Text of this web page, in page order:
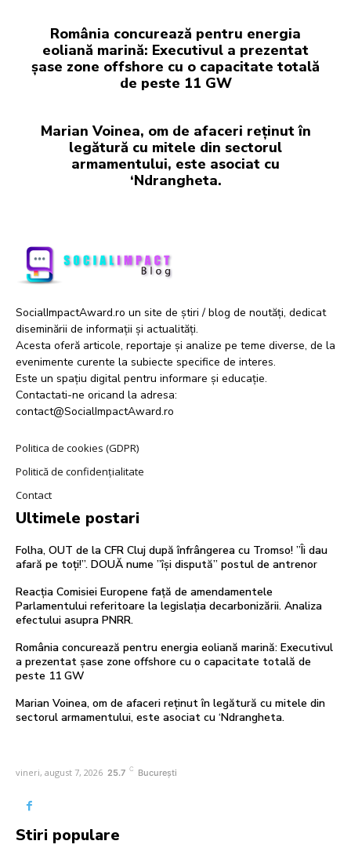
România concurează pentru energia
eoliană marină: Executivul a prezentat
șase zone offshore cu o capacitate totală
de peste 11 GW
Marian Voinea, om de afaceri reținut în
legătură cu mitele din sectorul
armamentului, este asociat cu
‘Ndrangheta.
SocialImpactAward.ro un site de știri / blog de noutăți, dedicat
diseminării de informații și actualități.
Acesta oferă articole, reportaje și analize pe teme diverse, de la
evenimente curente la subiecte specifice de interes.
Este un spațiu digital pentru informare și educație.
Contactati-ne oricand la adresa:
contact@SocialImpactAward.ro
Politica de cookies (GDPR)
Politică de confidențialitate
Contact
Ultimele postari
Folha, OUT de la CFR Cluj după înfrângerea cu Tromso! ”Îi dau
afară pe toți!”. DOUĂ nume ”își dispută” postul de antrenor
Reacția Comisiei Europene față de amendamentele
Parlamentului referitoare la legislația decarbonizării. Analiza
efectului asupra PNRR.
România concurează pentru energia eoliană marină: Executivul
a prezentat șase zone offshore cu o capacitate totală de
peste 11 GW
Marian Voinea, om de afaceri reținut în legătură cu mitele din
sectorul armamentului, este asociat cu ‘Ndrangheta.
vineri, august 7, 2026 25.7 C București
Stiri populare